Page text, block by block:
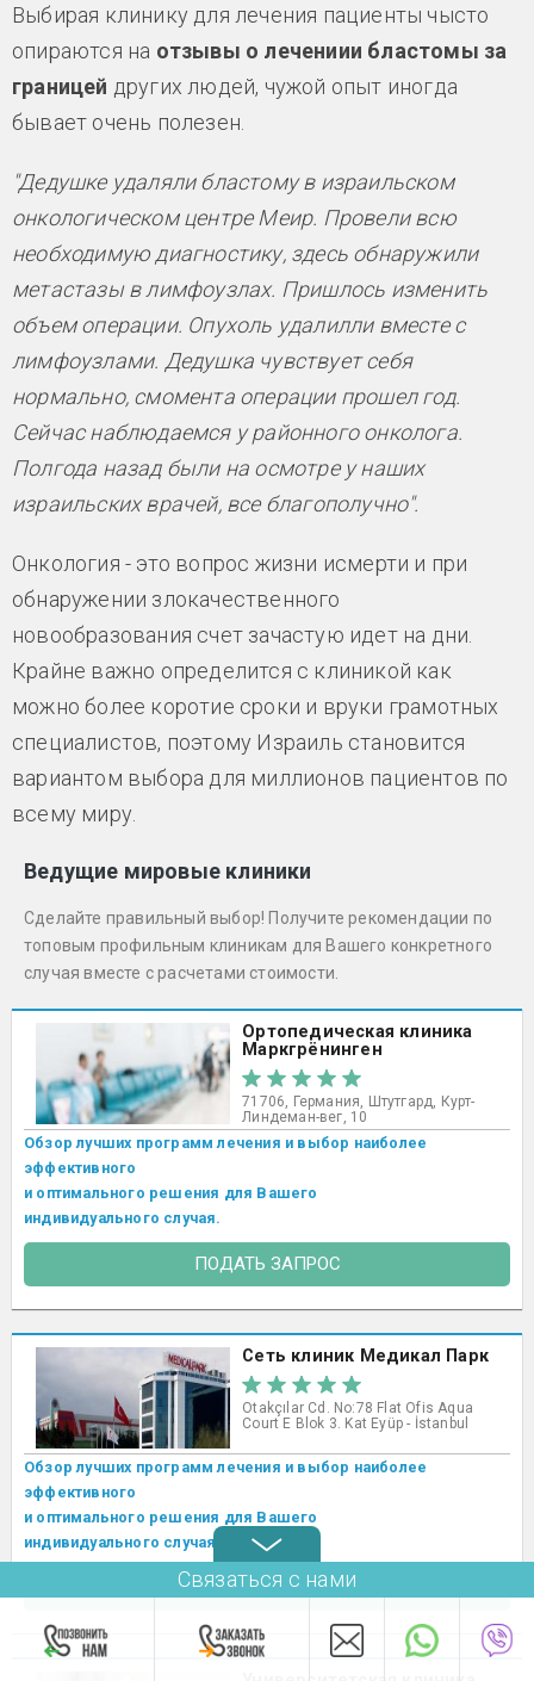
Выбирая клинику для лечения пациенты чысто
опираются на отзывы о лечениии бластомы за
границей других людей, чужой опыт иногда
бывает очень полезен.
"Дедушке удаляли бластому в израильском
онкологическом центре Меир. Провели всю
необходимую диагностику, здесь обнаружили
метастазы в лимфоузлах. Пришлось изменить
объем операции. Опухоль удалилли вместе с
лимфоузлами. Дедушка чувствует себя
нормально, смомента операции прошел год.
Сейчас наблюдаемся у районного онколога.
Полгода назад были на осмотре у наших
израильских врачей, все благополучно".
Онкология - это вопрос жизни исмерти и при
обнаружении злокачественного
новообразования счет зачастую идет на дни.
Крайне важно определится с клиникой как
можно более коротие сроки и вруки грамотных
специалистов, поэтому Израиль становится
вариантом выбора для миллионов пациентов по
всему миру.
Ведущие мировые клиники
Сделайте правильный выбор! Получите рекомендации по
топовым профильным клиникам для Вашего конкретного
случая вместе с расчетами стоимости.
Ортопедическая клиника
Маркгрёнинген
71706, Германия, Штутгард, Курт-
Линдеман-вег, 10
Обзор лучших программ лечения и выбор наиболее
эффективного
и оптимального решения для Вашего
индивидуального случая.
ПОДАТЬ ЗАПРОС
Сеть клиник Медикал Парк
Otakçılar Cd. No:78 Flat Ofis Aqua
Court E Blok 3. Kat Eyüp - İstanbul
Обзор лучших программ лечения и выбор наиболее
эффективного
и оптимального решения для Вашего
индивидуального случая.
ПОДАТЬ ЗАПРОС
Связаться с нами